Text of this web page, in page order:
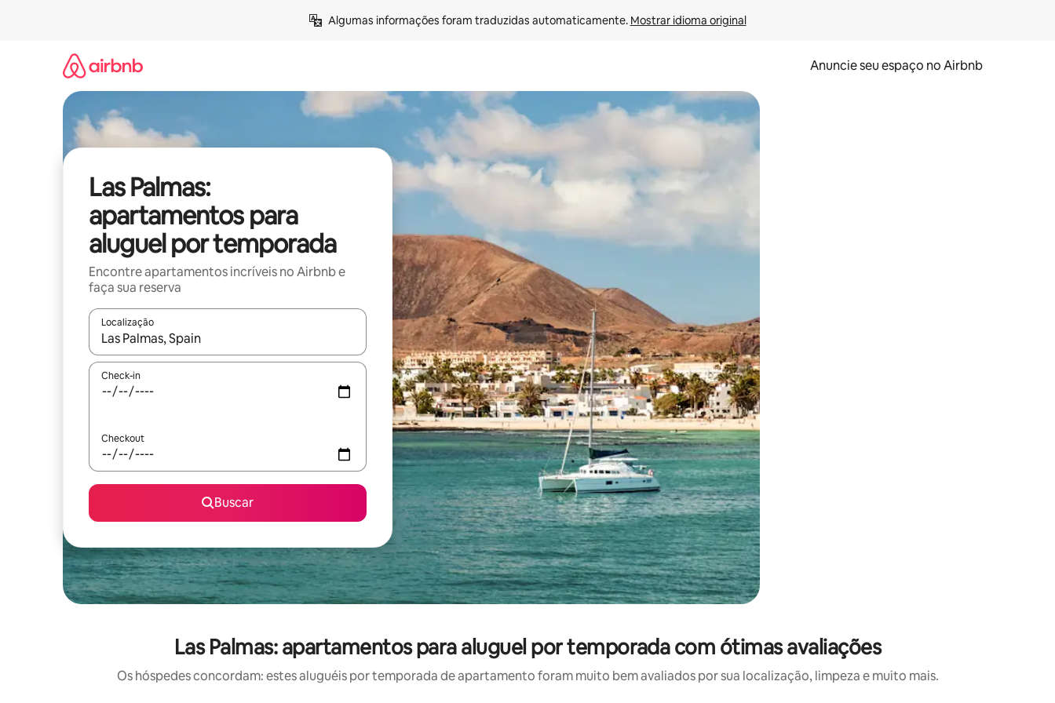
Algumas informações foram traduzidas automaticamente. Mostrar idioma original
Anuncie seu espaço no Airbnb
Las Palmas:
apartamentos para
aluguel por temporada
Encontre apartamentos incríveis no Airbnb e
faça sua reserva
Localização
Quando os resultados estiverem disponíveis, explore-os usando as seta para cima e para baixo do teclado ou tocando e deslizando o dedo na tela.
Check-in
Checkout
Buscar
Las Palmas: apartamentos para aluguel por temporada com ótimas avaliações
Os hóspedes concordam: estes aluguéis por temporada de apartamento foram muito bem avaliados por sua localização, limpeza e muito mais.